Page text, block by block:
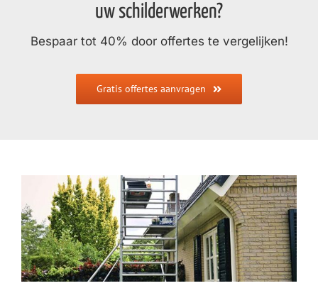
uw schilderwerken?
Bespaar tot 40% door offertes te vergelijken!
Gratis offertes aanvragen